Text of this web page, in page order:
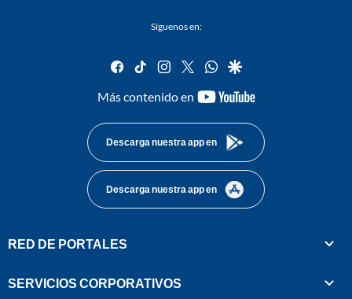
Síguenos en:
facebook
tiktok instagram
twitterwhatsapp
google
Más contenido en
youtube-
Descarga nuestra app en
Descarga nuestra app en
RED DE PORTALES
SERVICIOS CORPORATIVOS